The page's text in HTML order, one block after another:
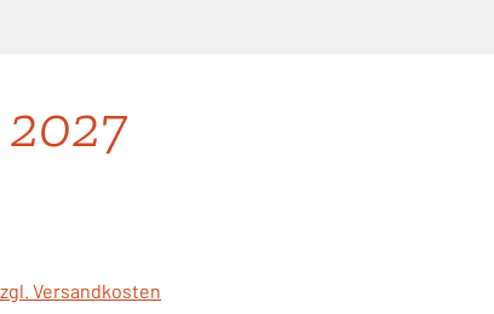
Versandkosten